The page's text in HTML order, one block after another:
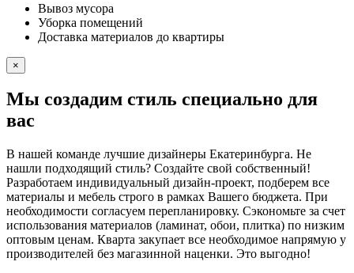
Вывоз мусора
Уборка помещений
Доставка материалов до квартиры
×
Мы создадим стиль специально для
вас
В нашей команде лучшие дизайнеры Екатеринбурга. Не
нашли подходящий стиль? Создайте свой собственный!
Разработаем индивидуальный дизайн-проект, подберем все
материалы и мебель строго в рамках Вашего бюджета. При
необходимости согласуем перепланировку. Сэкономьте за счет
использования материалов (ламинат, обои, плитка) по низким
оптовым ценам. Кварта закупает все необходимое напрямую у
производителей без магазинной наценки. Это выгодно!